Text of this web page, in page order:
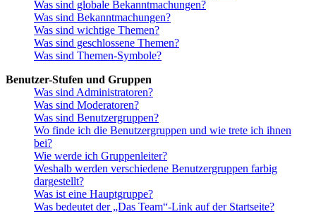
Was sind globale Bekanntmachungen?
Was sind Bekanntmachungen?
Was sind wichtige Themen?
Was sind geschlossene Themen?
Was sind Themen-Symbole?
Benutzer-Stufen und Gruppen
Was sind Administratoren?
Was sind Moderatoren?
Was sind Benutzergruppen?
Wo finde ich die Benutzergruppen und wie trete ich ihnen
bei?
Wie werde ich Gruppenleiter?
Weshalb werden verschiedene Benutzergruppen farbig
dargestellt?
Was ist eine Hauptgruppe?
Was bedeutet der „Das Team“-Link auf der Startseite?